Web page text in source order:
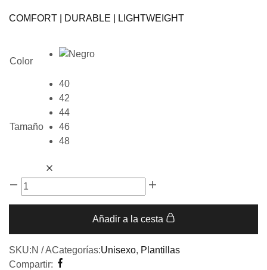
COMFORT | DURABLE | LIGHTWEIGHT
Color
Tamaño
40
42
44
46
48
Añadir a la cesta
SKU:N / ACategorías:Unisexo, Plantillas
Compartir: